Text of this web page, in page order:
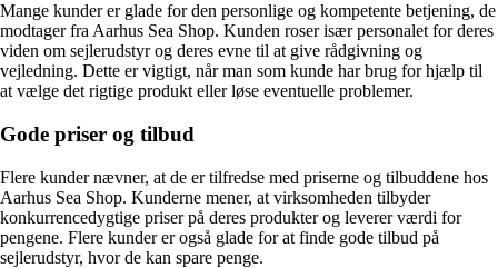
Mange kunder er glade for den personlige og kompetente betjening, de
modtager fra Aarhus Sea Shop. Kunden roser især personalet for deres
viden om sejlerudstyr og deres evne til at give rådgivning og
vejledning. Dette er vigtigt, når man som kunde har brug for hjælp til
at vælge det rigtige produkt eller løse eventuelle problemer.
Gode priser og tilbud
Flere kunder nævner, at de er tilfredse med priserne og tilbuddene hos
Aarhus Sea Shop. Kunderne mener, at virksomheden tilbyder
konkurrencedygtige priser på deres produkter og leverer værdi for
pengene. Flere kunder er også glade for at finde gode tilbud på
sejlerudstyr, hvor de kan spare penge.